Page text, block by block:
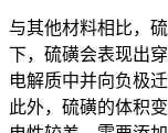
与其他材料相比，
下，硫磺会表现出
电解质中并向负极
此外，硫磺的体积